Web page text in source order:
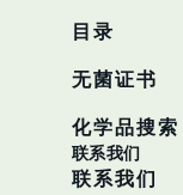
目录
无菌证书
化学品搜索
联系我们
联系我们